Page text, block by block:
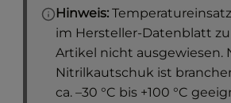
Hinweis:
im Hersteller-Datenblatt
Artikel nicht ausgewiesen.
Nitrilkautschuk ist
ca. –30 °C bis +100 °C